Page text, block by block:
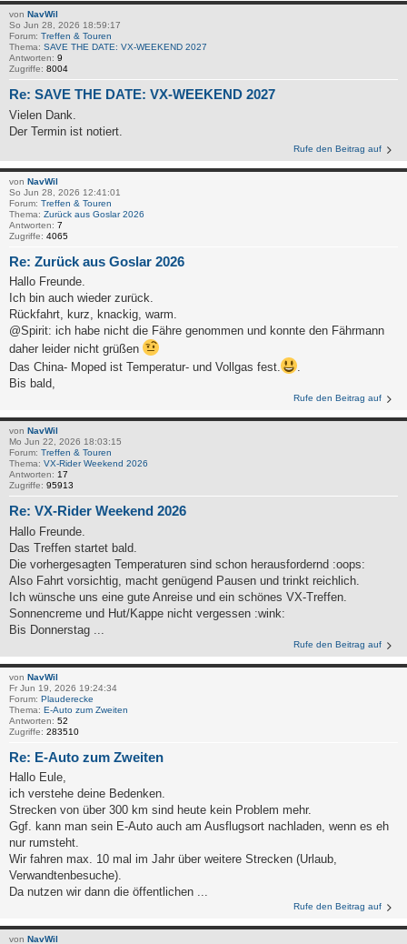
von NavWil
So Jun 28, 2026 18:59:17
Forum: Treffen & Touren
Thema: SAVE THE DATE: VX-WEEKEND 2027
Antworten: 9
Zugriffe: 8004
Re: SAVE THE DATE: VX-WEEKEND 2027
Vielen Dank.
Der Termin ist notiert.
Rufe den Beitrag auf
von NavWil
So Jun 28, 2026 12:41:01
Forum: Treffen & Touren
Thema: Zurück aus Goslar 2026
Antworten: 7
Zugriffe: 4065
Re: Zurück aus Goslar 2026
Hallo Freunde.
Ich bin auch wieder zurück.
Rückfahrt, kurz, knackig, warm.
@Spirit: ich habe nicht die Fähre genommen und konnte den Fährmann
daher leider nicht grüßen
Das China- Moped ist Temperatur- und Vollgas fest.
.
Bis bald,
Rufe den Beitrag auf
von NavWil
Mo Jun 22, 2026 18:03:15
Forum: Treffen & Touren
Thema: VX-Rider Weekend 2026
Antworten: 17
Zugriffe: 95913
Re: VX-Rider Weekend 2026
Hallo Freunde.
Das Treffen startet bald.
Die vorhergesagten Temperaturen sind schon herausfordernd :oops:
Also Fahrt vorsichtig, macht genügend Pausen und trinkt reichlich.
Ich wünsche uns eine gute Anreise und ein schönes VX-Treffen.
Sonnencreme und Hut/Kappe nicht vergessen :wink:
Bis Donnerstag ...
Rufe den Beitrag auf
von NavWil
Fr Jun 19, 2026 19:24:34
Forum: Plauderecke
Thema: E-Auto zum Zweiten
Antworten: 52
Zugriffe: 283510
Re: E-Auto zum Zweiten
Hallo Eule,
ich verstehe deine Bedenken.
Strecken von über 300 km sind heute kein Problem mehr.
Ggf. kann man sein E-Auto auch am Ausflugsort nachladen, wenn es eh
nur rumsteht.
Wir fahren max. 10 mal im Jahr über weitere Strecken (Urlaub,
Verwandtenbesuche).
Da nutzen wir dann die öffentlichen ...
Rufe den Beitrag auf
von NavWil